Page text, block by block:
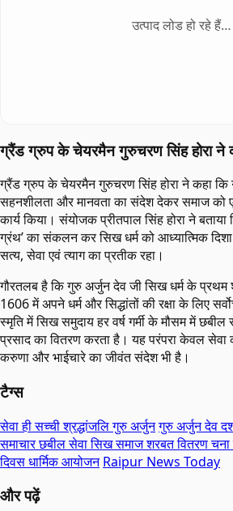
उत्पाद लोड हो रहे हैं…
ग्रैंड ग्रुप के चेयरमैन गुरुचरण सिंह होरा ने
ग्रैंड ग्रुप के चेयरमैन गुरुचरण सिंह होरा ने कहा कि
सहनशीलता और मानवता का संदेश देकर समाज को
कार्य किया। संयोजक प्रीतपाल सिंह होरा ने
ग्रंथ’ का संकलन कर सिख धर्म को आध्यात्मिक
सत्य, सेवा एवं त्याग का प्रतीक रहा।
गौरतलब है कि गुरु अर्जुन देव जी सिख धर्म के प्रथम
1606 में अपने धर्म और सिद्धांतों की रक्षा के लिए
स्मृति में सिख समुदाय हर वर्ष गर्मी के मौसम में
प्रसाद का वितरण करता है। यह परंपरा केवल सेवा
करुणा और भाईचारे का जीवंत संदेश भी है।
टैग्स
सेवा ही सच्ची श्रद्धांजलि गुरु अर्जुनगुरु अर्जुन देव
समाचार छबील सेवा सिख समाज शरबत वितरण चना
दिवस धार्मिक आयोजन Raipur News Today
और पढ़ें